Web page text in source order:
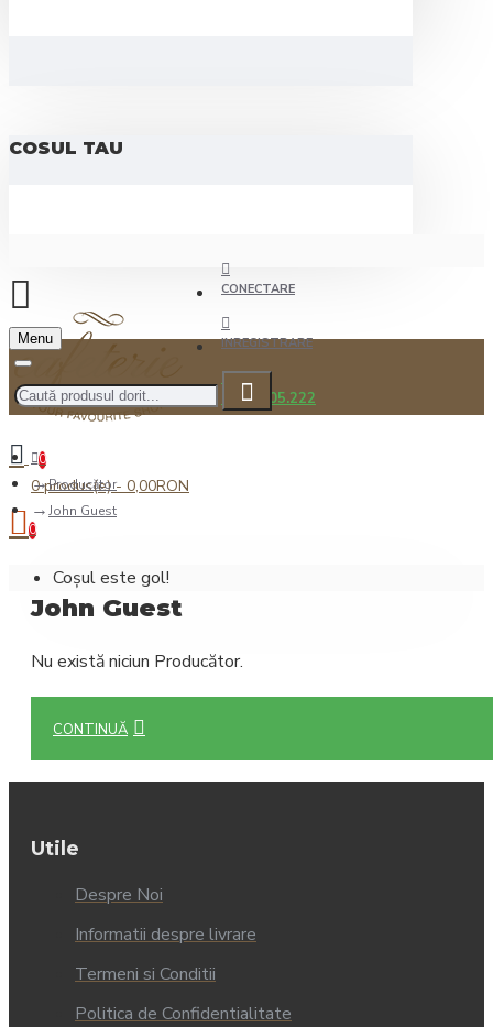
COSUL TAU
CONECTARE
INREGISTRARE
0722.505.222
Menu
0
0 produs(e) - 0,00RON
0
Coșul este gol!
Producător
John Guest
John Guest
Nu există niciun Producător.
CONTINUĂ
Utile
Despre Noi
Informatii despre livrare
Termeni si Conditii
Politica de Confidentialitate